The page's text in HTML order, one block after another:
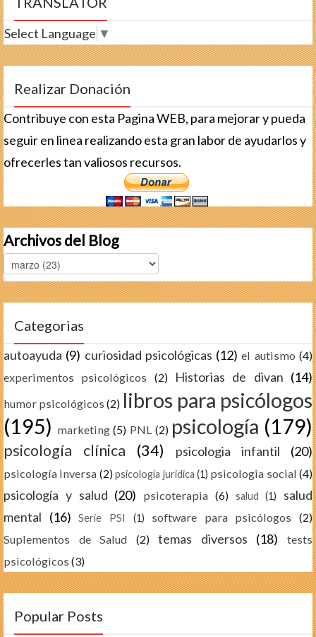
Select Language ▼
Realizar Donación
Contribuye con esta Pagina WEB, para mejorar y pueda
seguir en linea realizando esta gran labor de ayudarlos y
ofrecerles tan valiosos recursos.
Archivos del Blog
Categorias
autoayuda (9) curiosidad psicológicas (12) el autismo (4)
experimentos psicológicos
(2) Historias de divan (14)
humor psicológicos (2) libros para psicólogos
(195) marketing (5) PNL (2) psicología (179)
psicología clínica (34) psicologia infantil (20)
psicología inversa (2)psicología juridica (1) psicologia social (4)
psicología y salud (20) psicoterapia (6) salud (1)
salud
mental (16) Serie PSI (1) software para psicólogos
(2)
Suplementos de Salud
(2) temas diversos (18)
tests
psicológicos (3)
Popular Posts